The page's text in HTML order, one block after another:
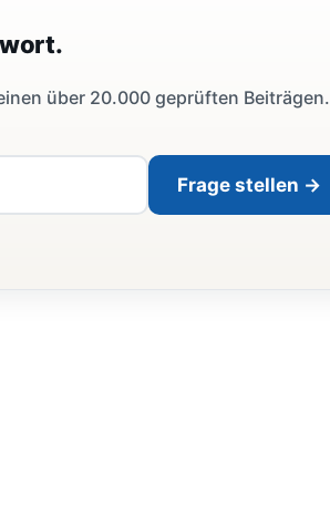
über 20.000 geprüften Beiträgen.
Frage stellen →